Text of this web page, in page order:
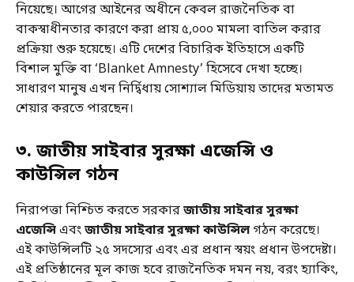
নিয়েছে। আগের আইনের অধীনে কেবল রাজনৈতিক বা
বাকস্বাধীনতার কারণে করা প্রায় ৫,০০০ মামলা বাতিল করার
প্রক্রিয়া শুরু হয়েছে। এটি দেশের বিচারিক ইতিহাসে একটি
বিশাল মুক্তি বা ‘Blanket Amnesty’ হিসেবে দেখা হচ্ছে।
সাধারণ মানুষ এখন নির্দ্বিধায় সোশ্যাল মিডিয়ায় তাদের মতামত
শেয়ার করতে পারছেন।
৩. জাতীয় সাইবার সুরক্ষা এজেন্সি ও
কাউন্সিল গঠন
নিরাপত্তা নিশ্চিত করতে সরকারজাতীয় সাইবার সুরক্ষা
এজেন্সিএবংজাতীয় সাইবার সুরক্ষা কাউন্সিল গঠন করেছে।
এই কাউন্সিলটি ২৫ সদস্যের এবং এর প্রধান স্বয়ং প্রধান উপদেষ্টা।
এই প্রতিষ্ঠানের মূল কাজ হবে রাজনৈতিক দমন নয়, বরং হ্যাকিং,